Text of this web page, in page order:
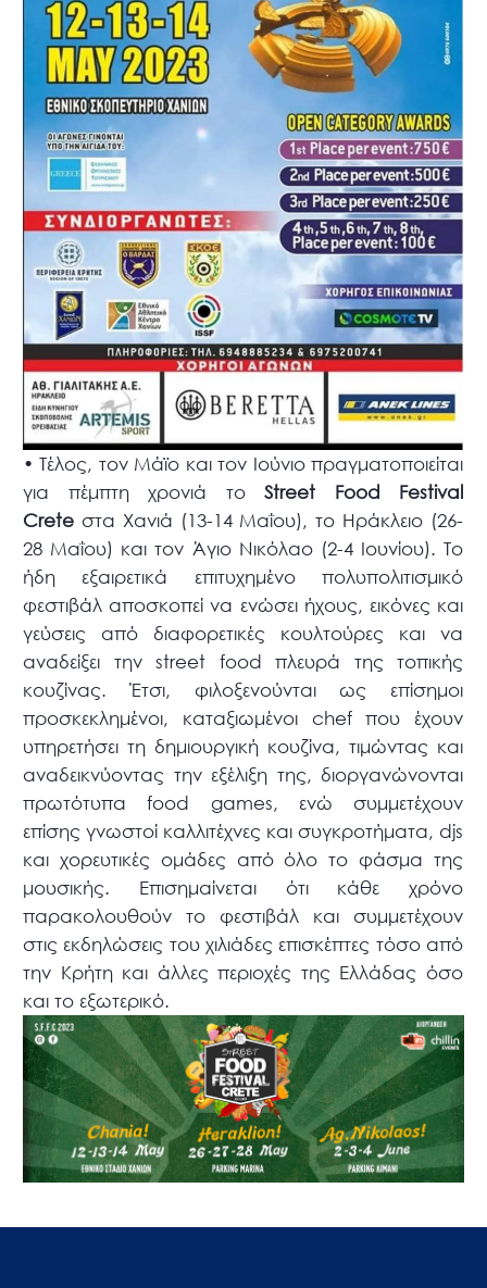
• Τέλος, τον Μάϊο και τον Ιούνιο πραγματοποιείται
για πέμπτη χρονιά τοStreet Food Festival
Crete στα Χανιά (13-14 Μαΐου), το Ηράκλειο (26-
28 Μαΐου) και τον Άγιο Νικόλαο (2-4 Ιουνίου). Το
ήδη εξαιρετικά επιτυχημένο πολυπολιτισμικό
φεστιβάλ αποσκοπεί να ενώσει ήχους, εικόνες και
γεύσεις από διαφορετικές κουλτούρες και να
αναδείξει την street food πλευρά της τοπικής
κουζίνας. Έτσι, φιλοξενούνται ως επίσημοι
προσκεκλημένοι, καταξιωμένοι chef που έχουν
υπηρετήσει τη δημιουργική κουζίνα, τιμώντας και
αναδεικνύοντας την εξέλιξη της, διοργανώνονται
πρωτότυπα food games, ενώ συμμετέχουν
επίσης γνωστοί καλλιτέχνες και συγκροτήματα, djs
και χορευτικές ομάδες από όλο το φάσμα της
μουσικής. Επισημαίνεται ότι κάθε χρόνο
παρακολουθούν το φεστιβάλ και συμμετέχουν
στις εκδηλώσεις του χιλιάδες επισκέπτες τόσο από
την Κρήτη και άλλες περιοχές της Ελλάδας όσο
και το εξωτερικό.